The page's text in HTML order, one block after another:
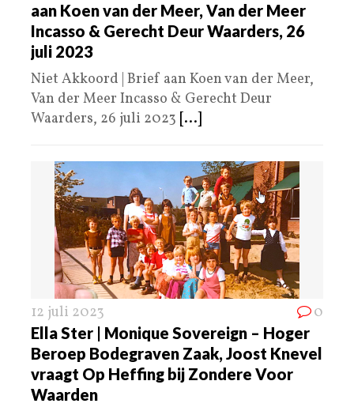
aan Koen van der Meer, Van der Meer
Incasso & Gerecht Deur Waarders, 26
juli 2023
Niet Akkoord | Brief aan Koen van der Meer,
Van der Meer Incasso & Gerecht Deur
Waarders, 26 juli 2023 [...]
12 juli 2023 0
Ella Ster | Monique Sovereign – Hoger
Beroep Bodegraven Zaak, Joost Knevel
vraagt Op Heffing bij Zondere Voor
Waarden